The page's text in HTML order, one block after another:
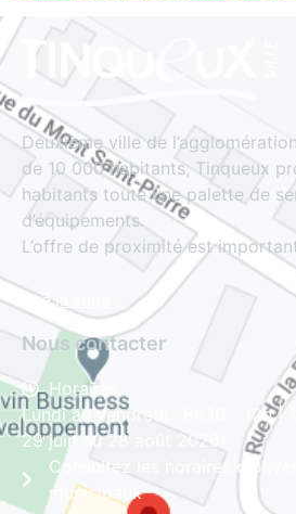
Deuxième ville de
de 10 000 habitants, Tinqueux
habitants toute une palette de
d’équipements.
L’offre de proximité est
Lire la suite
Nous contacter
Horaires
Lundi au vendredi : 8h30 - 12h |
29 juin au 28 août 2026)
Consultez les horaires
municipaux